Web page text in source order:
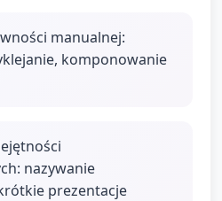
manualnej:
komponowanie
nazywanie
prezentacje